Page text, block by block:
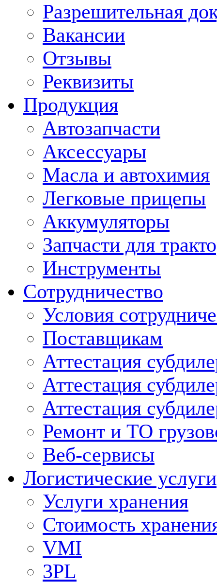
Разрешительная
Вакансии
Отзывы
Реквизиты
Продукция
Автозапчасти
Аксессуары
Масла и автохимия
Легковые прицепы
Аккумуляторы
Запчасти для
Инструменты
Сотрудничество
Условия
Поставщикам
Аттестация
Аттестация
Аттестация
Ремонт и ТО
Веб-сервисы
Логистические услуги
Услуги хранения
Стоимость
VMI
3PL